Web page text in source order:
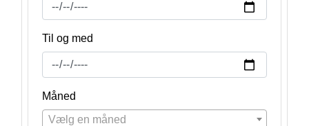
Til og med
Måned
Vælg en måned